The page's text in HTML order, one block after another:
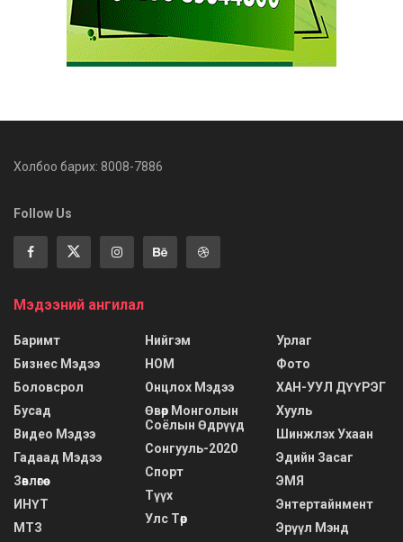
Холбоо барих: 8008-7886
Follow Us
Мэдээний ангилал
Баримт
Бизнес Мэдээ
Боловсрол
Бусад
Видео Мэдээ
Гадаад Мэдээ
Зөвлөгөө
ИНҮТ
МТЗ
Нийгэм
НОМ
Онцлох Мэдээ
Өвөр Монголын
Соёлын Өдрүүд
Сонгууль-2020
Спорт
Түүх
Улс Төр
Урлаг
Фото
ХАН-УУЛ ДҮҮРЭГ
Хууль
Шинжлэх Ухаан
Эдийн Засаг
ЭМЯ
Энтертайнмент
Эрүүл Мэнд